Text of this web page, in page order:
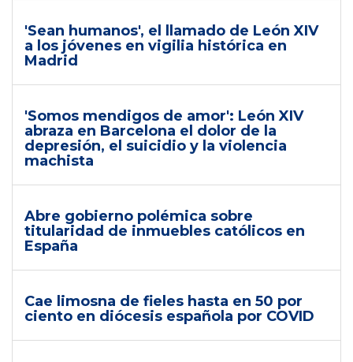
'Sean humanos', el llamado de León XIV
a los jóvenes en vigilia histórica en
Madrid
'Somos mendigos de amor': León XIV
abraza en Barcelona el dolor de la
depresión, el suicidio y la violencia
machista
Abre gobierno polémica sobre
titularidad de inmuebles católicos en
España
Cae limosna de fieles hasta en 50 por
ciento en diócesis española por COVID